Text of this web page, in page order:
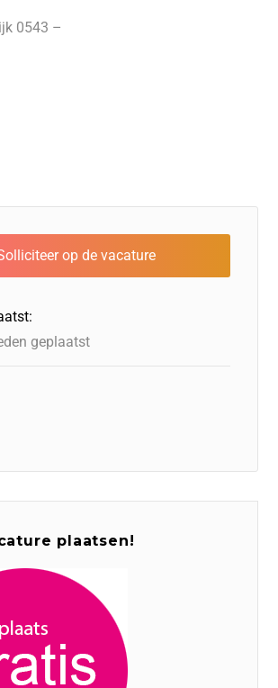
0543 –
geplaatst
plaatsen!